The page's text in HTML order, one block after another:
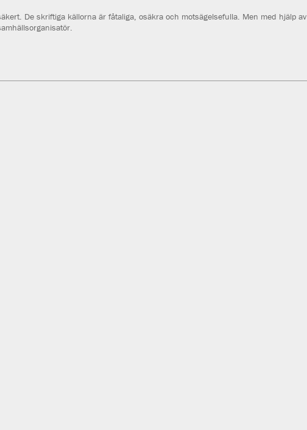
De skriftiga källorna är fåtaliga, osäkra och motsägelsefulla. Men med hjälp av